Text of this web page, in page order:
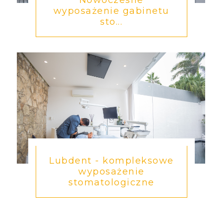
wyposażenie gabinetu
sto...
Lubdent - kompleksowe
wyposażenie
stomatologiczne